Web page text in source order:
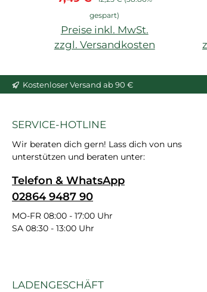
Anfangshaftung,
feinkörnig, schleif- und
überstreichbar, enthält
gespart)
Preise inkl. MwSt.
zzgl. Versandkosten
Kostenloser Versand ab 90 €
SERVICE-HOTLINE
Wir beraten dich gern! Lass dich von uns
unterstützen und beraten unter:
Telefon & WhatsApp
02864 9487 90
MO-FR 08:00 - 17:00 Uhr
SA 08:30 - 13:00 Uhr
LADENGESCHÄFT